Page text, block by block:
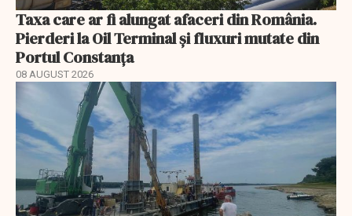
Taxa care ar fi alungat afaceri din România.
Pierderi la Oil Terminal și fluxuri mutate din
Portul Constanța
08 AUGUST 2026